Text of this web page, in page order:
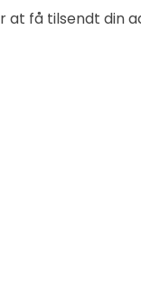
at få tilsendt din